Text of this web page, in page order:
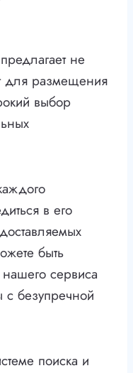
не
для размещения
выбор
в его
быть
сервиса
с безупречной
поиска и